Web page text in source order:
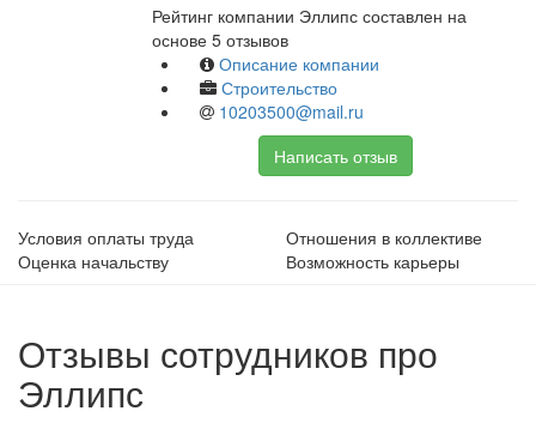
Рейтинг компании Эллипс составлен на
основе 5 отзывов
Описание компании
Строительство
10203500@mail.ru
Написать отзыв
Условия оплаты труда
Отношения в коллективе
Оценка начальству
Возможность карьеры
Отзывы сотрудников про
Эллипс